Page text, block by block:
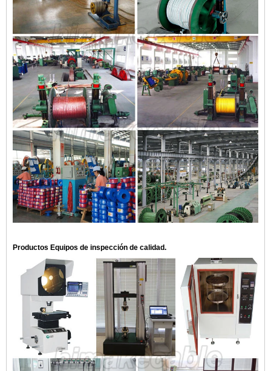
Productos Equipos de inspección de calidad.